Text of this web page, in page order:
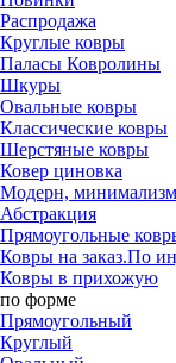
Распродажа
Круглые ковры
Паласы Ковролины
Шкуры
Овальные ковры
Классические ковры
Шерстяные ковры
Ковер циновка
Модерн, минимализм
Абстракция
Прямоугольные
Ковры на заказ.По
Ковры в прихожую
по форме
Прямоугольный
Круглый